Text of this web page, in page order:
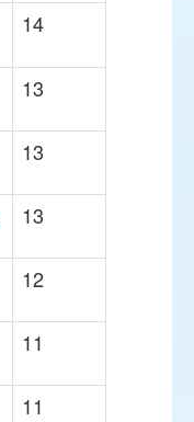
14
13
13
13
12
11
11